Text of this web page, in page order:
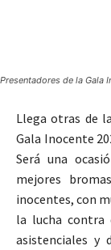
Presentadores de la Gala
Llega otras de
Gala Inocente
Será una
mejores
inocentes, con
la lucha contra
asistenciales y